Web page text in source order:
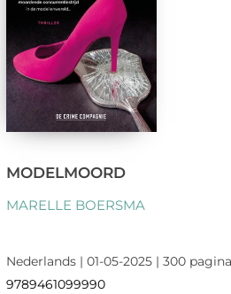
MODELMOORD
MARELLE BOERSMA
Nederlands | 01-05-2025 | 300
9789461099990